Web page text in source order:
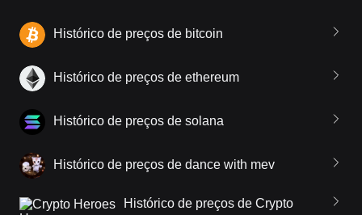
Histórico de preços de bitcoin
Histórico de preços de ethereum
Histórico de preços de solana
Histórico de preços de dance with mev
Histórico de preços de Crypto